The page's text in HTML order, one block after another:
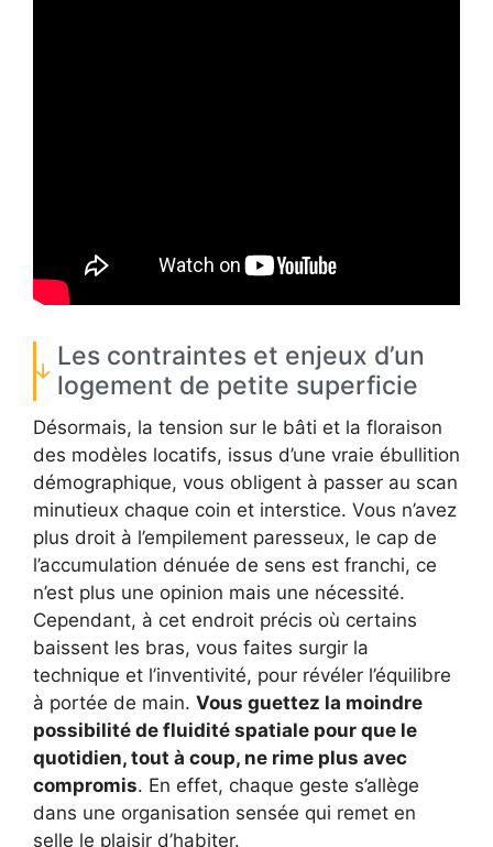
Les contraintes et enjeux d’un
logement de petite superficie
Désormais, la tension sur le bâti et la floraison
des modèles locatifs, issus d’une vraie ébullition
démographique, vous obligent à passer au scan
minutieux chaque coin et interstice. Vous n’avez
plus droit à l’empilement paresseux, le cap de
l’accumulation dénuée de sens est franchi, ce
n’est plus une opinion mais une nécessité.
Cependant, à cet endroit précis où certains
baissent les bras, vous faites surgir la
technique et l’inventivité, pour révéler l’équilibre
à portée de main. Vous guettez la moindre
possibilité de fluidité spatiale pour que le
quotidien, tout à coup, ne rime plus avec
compromis. En effet, chaque geste s’allège
dans une organisation sensée qui remet en
selle le plaisir d’habiter.